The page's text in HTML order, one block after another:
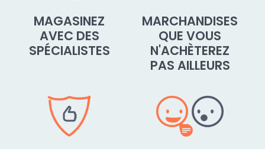
MAGASINEZ
AVEC DES
SPÉCIALISTES
MARCHANDISES
QUE VOUS
N'ACHÈTEREZ
PAS AILLEURS